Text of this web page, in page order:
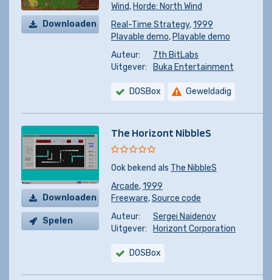
Downloaden
Wind, Horde: North Wind
Real-Time Strategy,1999
Playable demo, Playable demo
Auteur:
7th BitLabs
Uitgever:
Buka Entertainment
DOSBox Geweldadig
Downloaden
Spelen
The Horizont NibbleS
Ook bekend als The NibbleS
Arcade,1999
Freeware,Source code
Auteur:
Sergei Naidenov
Uitgever:
Horizont Corporation
DOSBox